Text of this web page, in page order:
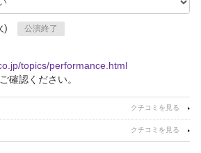
)
公演終了
topics/performance.html
確認ください。